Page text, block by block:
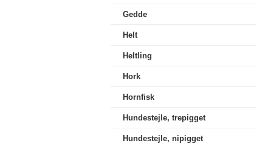
Gedde
Helt
Heltling
Hork
Hornfisk
Hundestejle, trepigget
Hundestejle, nipigget